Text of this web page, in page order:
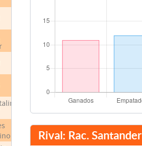
Rival: Rac. Santander